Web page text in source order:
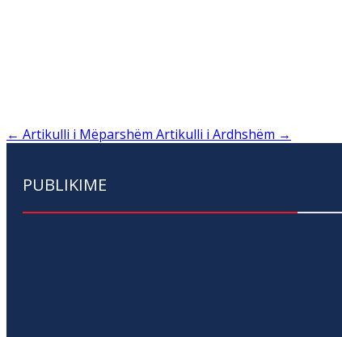
← Artikulli i Mëparshëm Artikulli i Ardhshëm →
PUBLIKIME